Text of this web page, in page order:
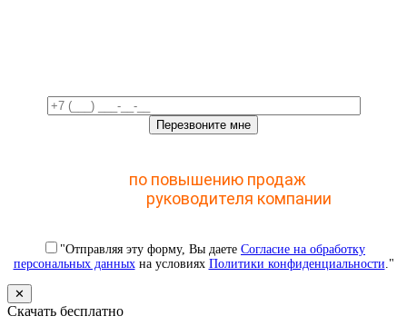
по повышению продаж
руководителя компании
"Отправляя эту форму, Вы даете Согласие на обработку
персональных данныхна условиях Политики конфиденциальности."
✕
Скачать бесплатно